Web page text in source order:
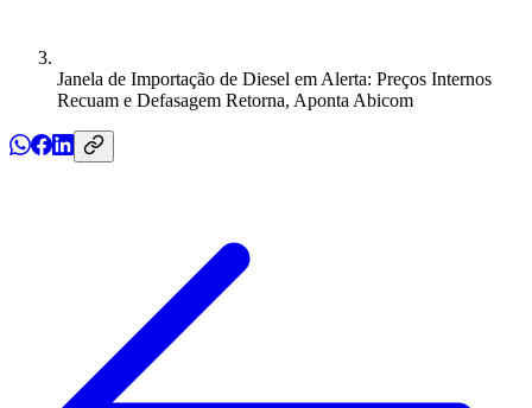
Janela de Importação de Diesel em Alerta: Preços Internos
Recuam e Defasagem Retorna, Aponta Abicom